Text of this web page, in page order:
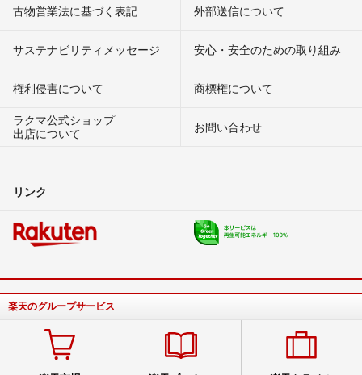
古物営業法に基づく表記 外部送信について
サステナビリティメッセージ 安心・安全のための取り組み
権利侵害について
商標権について
ラクマ公式ショップ
出店について
お問い合わせ
リンク
楽天のグループサービス